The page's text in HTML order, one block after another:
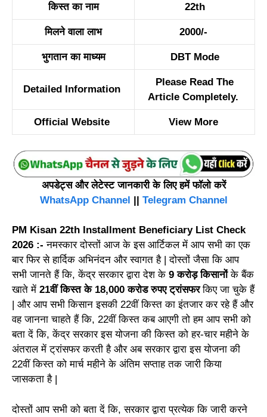
किस्त का नाम 22th
मिलने वाला लाभ 2000/-
भुगतान का माध्यम DBT Mode
Detailed Information
Please Read The
Article Completely.
Official Website View More
अपडेट्स और लेटेस्ट जानकारी के लिए हमें फॉलो करें
WhatsApp Channel || Telegram Channel
PM Kisan 22th Installment Beneficiary List Check
2026 :-नमस्कार दोस्तों आज के इस आर्टिकल में आप सभी का एक
बार फिर से हार्दिक अभिनंदन और स्वागत है | दोस्तों जैसा कि आप
सभी जानते हैं कि, केंद्र सरकार द्वारा देश के 9 करोड़ किसानोंके बैंक
खाते में 21वीं किस्त के 18,000 करोड रुपए ट्रांसफरकिए जा चुके हैं
| और आप सभी किसान इसकी 22वीं किस्त का इंतजार कर रहे हैं और
वह जानना चाहते हैं कि, 22वीं किस्त कब आएगी तो हम आप सभी को
बता दें कि, केंद्र सरकार इस योजना की किस्त को हर-चार महीने के
अंतराल में ट्रांसफर करती है और अब सरकार द्वारा इस योजना की
22वीं किस्त को मार्च महीने के अंतिम सप्ताह तक जारी किया
जासकता है |
दोस्तों आप सभी को बता दें कि, सरकार द्वारा प्रत्येक कि जारी करने